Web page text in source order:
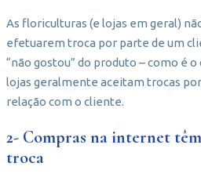
As floriculturas (e lojas em geral)
efetuarem troca por parte de um
“não gostou” do produto – como é
lojas geralmente aceitam trocas
relação com o cliente.
2- Compras na internet
troca